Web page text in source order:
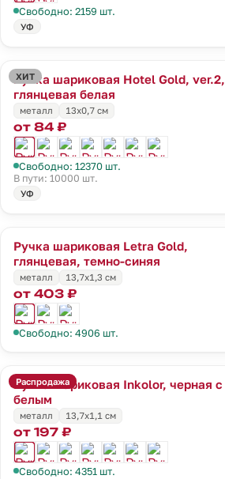
Свободно: 2159 шт.
УФ
ХИТ
Ручка шариковая Hotel Gold, ver.2,
глянцевая белая
металл 13х0,7 см
от 84 ₽
Свободно: 12370 шт.
В пути: 10000 шт.
УФ
Ручка шариковая Letra Gold,
глянцевая, темно-синяя
металл 13,7х1,3 см
от 403 ₽
Свободно: 4906 шт.
Распродажа
Ручка шариковая Inkolor, черная с
белым
металл 13,7х1,1 см
от 197 ₽
Свободно: 4351 шт.